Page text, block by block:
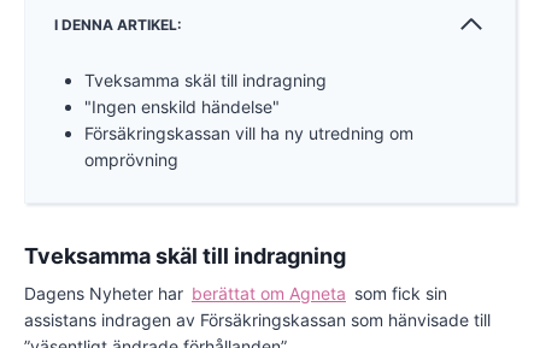
I DENNA ARTIKEL:
Tveksamma skäl till indragning
"Ingen enskild händelse"
Försäkringskassan vill ha ny utredning om
omprövning
Tveksamma skäl till indragning
Dagens Nyheter har berättat om Agneta som fick sin
assistans indragen av Försäkringskassan som hänvisade till